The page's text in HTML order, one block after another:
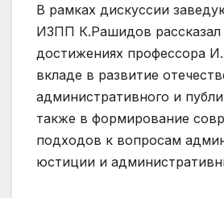
В рамках дискуссии
ИЗПП К.Рашидов рассказал
достижениях профессора
вкладе в развитие
административного и
также в формирование
подходов к вопросам
юстиции и